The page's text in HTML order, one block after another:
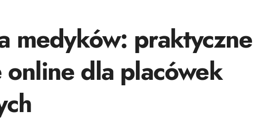
medyków: praktyczne
dla placówek